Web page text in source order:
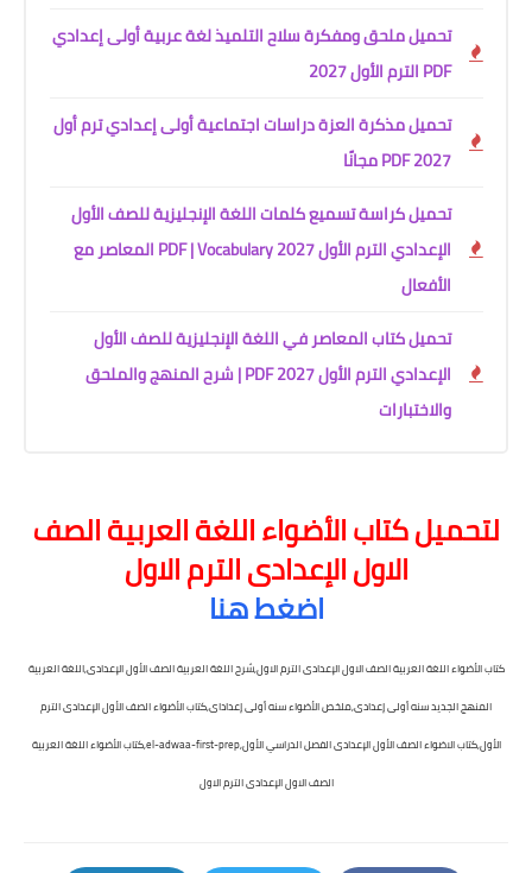
تحميل ملحق ومفكرة سلاح التلميذ لغة عربية أولى إعدادي
PDF الترم الأول 2027
تحميل مذكرة العزة دراسات اجتماعية أولى إعدادي ترم أول
2027 PDF مجانًا
تحميل كراسة تسميع كلمات اللغة الإنجليزية للصف الأول
الإعدادي الترم الأول 2027 PDF | Vocabulary المعاصر مع
الأفعال
تحميل كتاب المعاصر في اللغة الإنجليزية للصف الأول
الإعدادي الترم الأول 2027 PDF | شرح المنهج والملحق
والاختبارات
لتحميل كتاب الأضواء اللغة العربية الصف
الاول الإعدادى الترم الاول
اضغط هنا
كتاب الأضواء اللغة العربية الصف الاول الإعدادى الترم الاول,شرح اللغة العربية الصف الأول الإعدادى,اللغة العربية
المنهج الجديد سنه أولى إعدادى,ملخص الأضواء سنه أولى إعداداى,كتاب الأضواء الصف الأول الإعدادى الترم
الأول,كتاب الاضواء الصف الأول الإعدادى الفصل الدراسي الأول,
el-adwaa-first-prep,كتاب الأضواء اللغة العربية
الصف الاول الإعدادى الترم الاول